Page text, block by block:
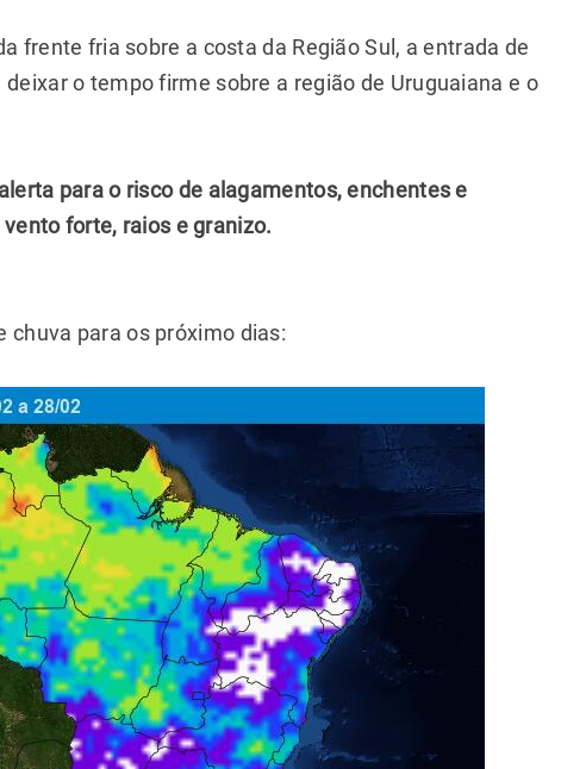
frente fria sobre a costa da Região Sul, a entrada de
o tempo firme sobre a região de Uruguaiana e o
para o risco de alagamentos, enchentes e
forte, raios e granizo.
chuva para os próximo dias: